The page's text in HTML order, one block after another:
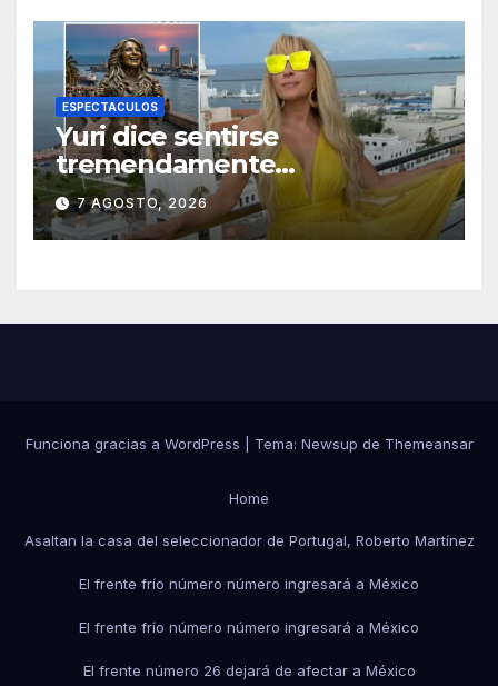
ESPECTACULOS
Yuri dice sentirse
tremendamente
emocionada sobre su estatua
que le harán en Veracruz
7 AGOSTO, 2026
Funciona gracias a WordPress Tema: Newsup de Themeansar
Home
Asaltan la casa del seleccionador de Portugal, Roberto Martínez
El frente frío número número ingresará a México
El frente frío número número ingresará a México
El frente número 26 dejará de afectar a México